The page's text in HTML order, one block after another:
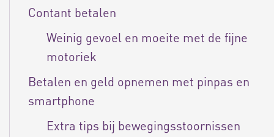
Contant betalen
Weinig gevoel en moeite met de fijne
motoriek
Betalen en geld opnemen met pinpas en
smartphone
Extra tips bij bewegingsstoornissen